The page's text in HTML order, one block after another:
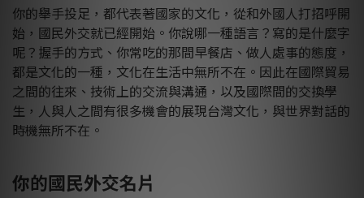
你的舉手投足，都代表著國家的文化，從和外國人打招呼開
始，國民外交就已經開始。你說哪一種語言？寫的是什麼字
呢？握手的方式、你常吃的那間早餐店、做人處事的態度，
都是文化的一種，文化在生活中無所不在。因此在國際貿易
之間的往來、技術上的交流與溝通，以及國際間的交換學
生，人與人之間有很多機會的展現台灣文化，與世界對話的
時機無所不在。
你的國民外交名片